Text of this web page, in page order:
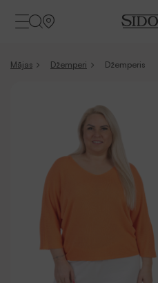
Mājas Džemperi Džemperis